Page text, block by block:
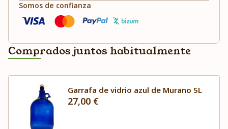
Somos de confianza
Comprados juntos habitualmente
Garrafa de vidrio azul de Murano 5L
27,00 €